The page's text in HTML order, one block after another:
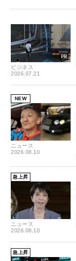
ビジネス
2026.07.21
NEW
ニュース
2026.08.10
急上昇
ニュース
2026.08.10
急上昇